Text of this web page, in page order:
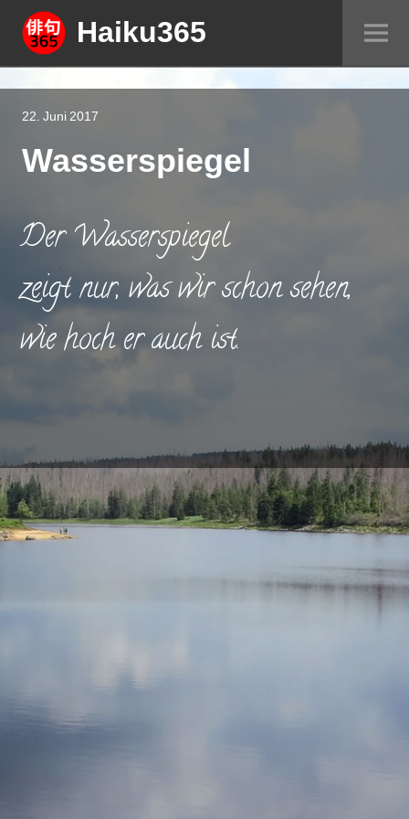
Springe
zum
Inhalt
Haiku365
22. Juni 2017
Wasserspiegel
Der Wasserspiegel
zeigt nur, was wir schon sehen,
wie hoch er auch ist.